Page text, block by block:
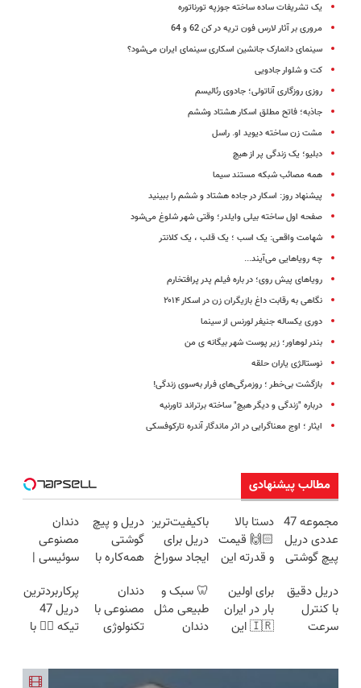
یک تشریفات ساده ساخته جوزپه تورناتوره
مروری بر آثار لارس فون تریه در کن 62 و 64
سینمای دانمارک جانشین اسکاری سینمای ایران می‌شود؟
کت و شلوار جادویی
روزی روزگاری آناتولی؛ جادوی رئالیسم
جاذبه؛ فاتح مطلق اسکار هشتاد وششم
مشت زن ساخته دیوید او. راسل
دبلیو؛ یک زندگی پر از هیچ
همه مصائب شبکه مستند سیما
پیشنهاد روز: اسکار در جاده هشتاد و ششم را ببینید
صفحه اول ساخته بیلی وایلدر؛ وقتی شهر شلوغ می‌شود
شهامت واقعی: یک اسب ؛ یک قلب ، یک کلانتر
چه رویاهایی می‌آیند...
رویاهای پیش روی؛ در باره فیلم پدر پرافتخارم
نگاهی به رقابت داغ بازیگران زن در اسکار ۲۰۱۴
دوری یکساله جنیفر لورنس از سینما
بندر لوهاور؛ زیر پوست شهر بیگانه ی من
نوستالژی یاران حلقه
بازگشت بی‌خطر ؛ روزمرگی‌های فرار به‌سوی زندگی!
درباره "زندگی و دیگر هیچ" ساخته برتراند تاورنیه
ایثار ؛ اوج معناگرایی در اثر ماندگار آندره تارکوفسکی
مطالب پیشنهادی
مجموعه 47
عددی دریل
پیچ گوشتی
(تخفیف به
مدت
محدود)
دستا بالا
🙌🏻 قیمت
و قدرته این
میده🔥
باکیفیت‌ترین
دریل برای
ایجاد سوراخ
دریل و پیچ
گوشتی
همه‌کاره با
هوشمند ⚙️
(نصف
قیمت بازار
دندان
مصنوعی
سوئیسی |
مقاوم،
طبیعی!
ویزیت
اقساطی😍
دریل دقیق
با کنترل
سرعت
برای اولین
بار در ایران
🇮🇷 این
🦷 سبک و
طبیعی مثل
دندان
دندان
مصنوعی با
تکنولوژی
پرکاربردترین
دریل 47
تیکه 👈🏻 با